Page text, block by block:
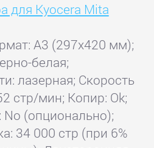
для Kyocera Mita
A3 (297x420 мм);
белая;
лазерная; Скорость
стр/мин; Копир: Ok;
No (опционально);
34 000 стр (при 6%